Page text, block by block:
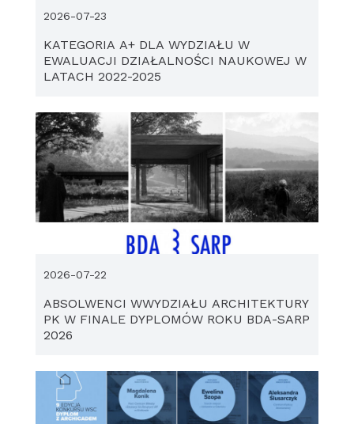
KATEGORIA A+ DLA WYDZIAŁU W
EWALUACJI DZIAŁALNOŚCI NAUKOWEJ W
LATACH 2022-2025
2026-07-23
ABSOLWENCI WWYDZIAŁU ARCHITEKTURY
PK W FINALE DYPLOMÓW ROKU BDA-SARP
2026
2026-07-22